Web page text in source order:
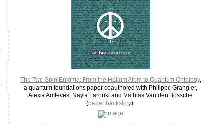
The Two-Spin Enigma: From the Helium Atom to Quantum Ontology,
a quantum foundations paper coauthored with Philippe Grangier,
Alexia Auffèves, Nayla Farouki and Mathias Van den Bossche
(paper backstory).